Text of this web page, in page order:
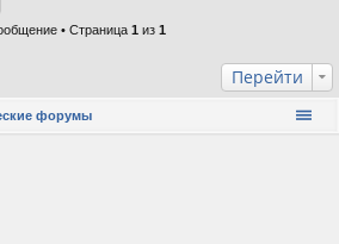
на
ча
• Страница 1из 1
Перейти
форумы